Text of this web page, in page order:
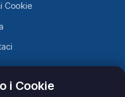
Cookie
Canali, Gruppi e
i Cookie